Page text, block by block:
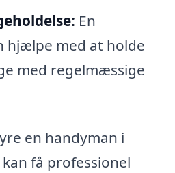
En
hjælpe med at holde
med regelmæssige
en handyman i
få professionel